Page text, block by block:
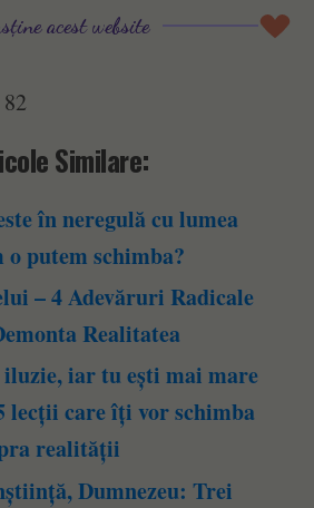
acest website
82
Similare:
în neregulă cu lumea
o putem schimba?
– 4 Adevăruri Radicale
Realitatea
iar tu ești mai mare
lecții care îți vor schimba
realității
Dumnezeu: Trei